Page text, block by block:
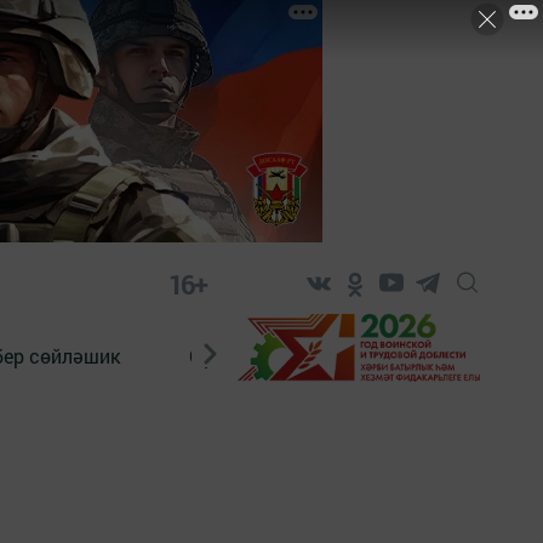
16+
сөйләшик Сүз тарихы Яшь хәбәрче